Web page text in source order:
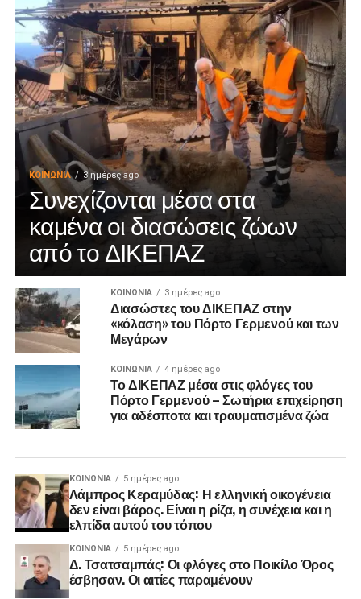
ΚΟΙΝΩΝΊΑ 3 ημέρες ago
Συνεχίζονται μέσα στα
καμένα οι διασώσεις ζώων
από το ΔΙΚΕΠΑΖ
ΚΟΙΝΩΝΊΑ 3 ημέρες ago
Διασώστες του ΔΙΚΕΠΑΖ στην
«κόλαση» του Πόρτο Γερμενού και των
Μεγάρων
ΚΟΙΝΩΝΊΑ 4 ημέρες ago
Το ΔΙΚΕΠΑΖ μέσα στις φλόγες του
Πόρτο Γερμενού – Σωτήρια επιχείρηση
για αδέσποτα και τραυματισμένα ζώα
ΚΟΙΝΩΝΊΑ 5 ημέρες ago
Λάμπρος Κεραμύδας: Η ελληνική οικογένεια
δεν είναι βάρος. Είναι η ρίζα, η συνέχεια και η
ελπίδα αυτού του τόπου
ΚΟΙΝΩΝΊΑ 5 ημέρες ago
Δ. Τσατσαμπάς: Οι φλόγες στο Ποικίλο Όρος
έσβησαν. Οι αιτίες παραμένουν